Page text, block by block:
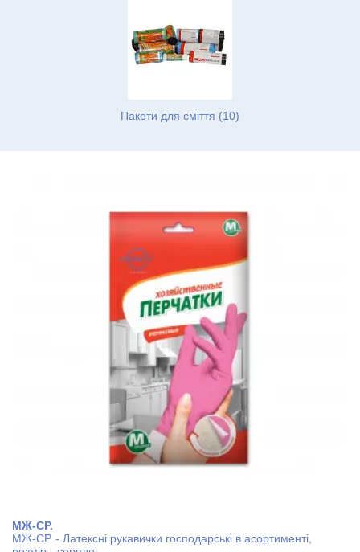
Пакети для сміття (10)
МЖ-СР.
МЖ-СР. - Латексні рукавички господарські в асортименті,